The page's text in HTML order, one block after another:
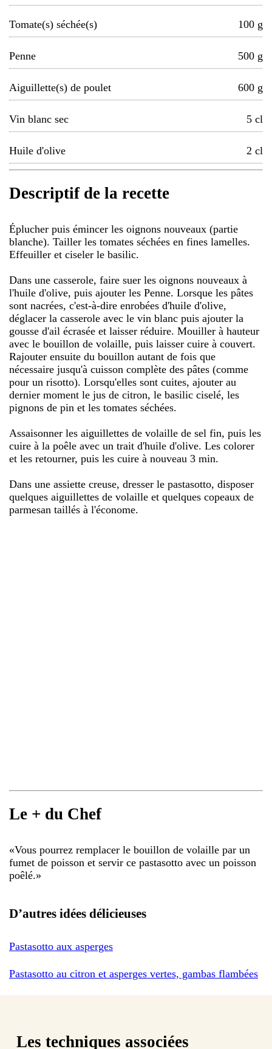
Tomate(s) séchée(s) 100 g
Penne 500 g
Aiguillette(s) de poulet 600 g
Vin blanc sec 5 cl
Huile d'olive 2 cl
Descriptif de la recette
Éplucher puis émincer les oignons nouveaux (partie
blanche). Tailler les tomates séchées en fines lamelles.
Effeuiller et ciseler le basilic.
Dans une casserole, faire suer les oignons nouveaux à
l'huile d'olive, puis ajouter les Penne. Lorsque les pâtes
sont nacrées, c'est-à-dire enrobées d'huile d'olive,
déglacer la casserole avec le vin blanc puis ajouter la
gousse d'ail écrasée et laisser réduire. Mouiller à hauteur
avec le bouillon de volaille, puis laisser cuire à couvert.
Rajouter ensuite du bouillon autant de fois que
nécessaire jusqu'à cuisson complète des pâtes (comme
pour un risotto). Lorsqu'elles sont cuites, ajouter au
dernier moment le jus de citron, le basilic ciselé, les
pignons de pin et les tomates séchées.
Assaisonner les aiguillettes de volaille de sel fin, puis les
cuire à la poêle avec un trait d'huile d'olive. Les colorer
et les retourner, puis les cuire à nouveau 3 min.
Dans une assiette creuse, dresser le pastasotto, disposer
quelques aiguillettes de volaille et quelques copeaux de
parmesan taillés à l'économe.
Le + du Chef
«Vous pourrez remplacer le bouillon de volaille par un
fumet de poisson et servir ce pastasotto avec un poisson
poêlé.»
D’autres idées délicieuses
Pastasotto aux asperges
Pastasotto au citron et asperges vertes, gambas flambées
Les techniques associées